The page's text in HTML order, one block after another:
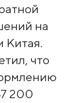
на
Китая.
что
200